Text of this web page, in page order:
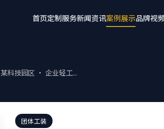
首页定制服务新闻资讯案例展示品牌视
某科技园区 · 企业轻工...
团体工装